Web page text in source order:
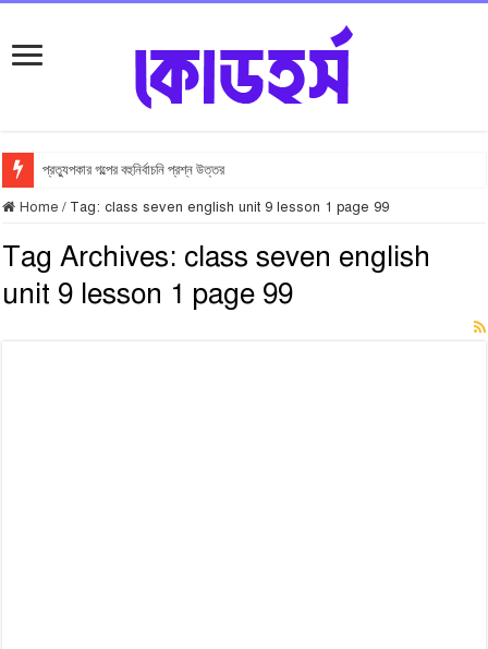
প্রত্যুপকার গল্পের বহুনির্বাচনি প্রশ্ন উত্তর
Home / Tag:class seven english unit 9 lesson 1 page 99
Tag Archives: class seven english
unit 9 lesson 1 page 99